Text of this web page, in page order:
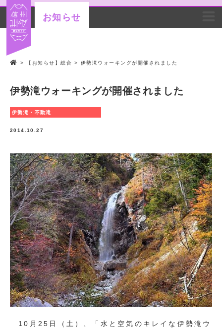
お知らせ
> 【お知らせ】総合 > 伊勢滝ウォーキングが開催されました
伊勢滝ウォーキングが開催されました
伊勢滝・不動滝
2014.10.27
10月25日（土）、「水と空気のキレイな伊勢滝ウ